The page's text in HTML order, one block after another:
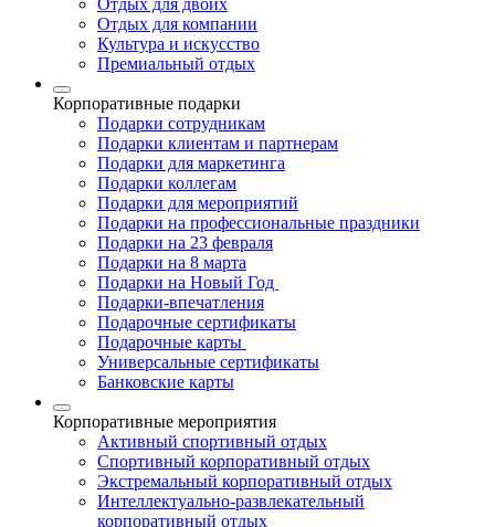
Отдых для двоих
Отдых для компании
Культура и искусство
Премиальный отдых
Корпоративные подарки
Подарки сотрудникам
Подарки клиентам и партнерам
Подарки для маркетинга
Подарки коллегам
Подарки для мероприятий
Подарки на профессиональные праздники
Подарки на 23 февраля
Подарки на 8 марта
Подарки на Новый Год
Подарки-впечатления
Подарочные сертификаты
Подарочные карты
Универсальные сертификаты
Банковские карты
Корпоративные мероприятия
Активный спортивный отдых
Спортивный корпоративный отдых
Экстремальный корпоративный отдых
Интеллектуально-развлекательный
корпоративный отдых